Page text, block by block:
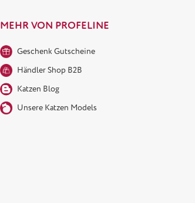
MEHR VON PROFELINE
Geschenk Gutscheine
Händler Shop B2B
Katzen Blog
Unsere Katzen Models